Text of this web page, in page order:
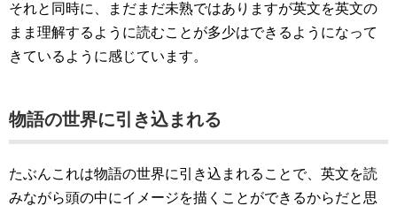
それと同時に、まだまだ未熟ではありますが英文を英文の
まま理解するように読むことが多少はできるようになって
きているように感じています。
物語の世界に引き込まれる
たぶんこれは物語の世界に引き込まれることで、英文を読
みながら頭の中にイメージを描くことができるからだと思